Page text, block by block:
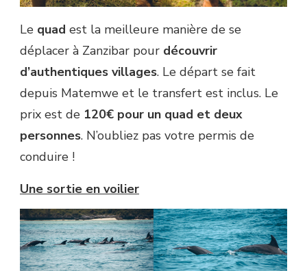
Le quad est la meilleure manière de se
déplacer à Zanzibar pour découvrir
d’authentiques villages. Le départ se fait
depuis Matemwe et le transfert est inclus. Le
prix est de 120€ pour un quad et deux
personnes. N’oubliez pas votre permis de
conduire !
Une sortie en voilier